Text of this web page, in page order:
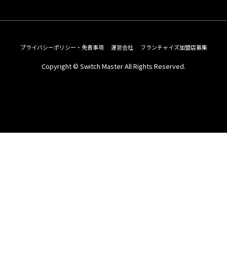
プライバシーポリシー・免責事項 運営会社 フランチャイズ加盟店募集
Copyright © Switch Master All Rights Reserved.